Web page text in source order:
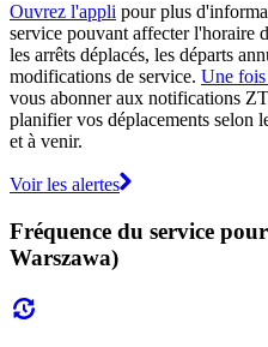
Ouvrez l'appli pour plus
service pouvant affecter l'horaire
les arrêts déplacés, les départs
modifications de service. Une
vous abonner aux notifications
planifier vos déplacements selon
et à venir.
Voir les alertes
Fréquence du service
Warszawa)